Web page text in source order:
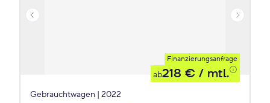
Finanzierungsanfrage
ab218 € / mtl.
Gebrauchtwagen | 2022